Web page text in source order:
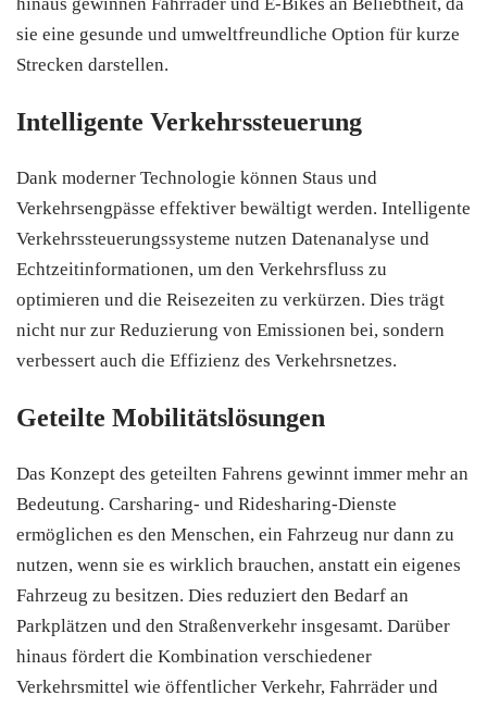
sie eine gesunde und umweltfreundliche Option für kurze
Strecken darstellen.
Intelligente Verkehrssteuerung
Dank moderner Technologie können Staus und
Verkehrsengpässe effektiver bewältigt werden. Intelligente
Verkehrssteuerungssysteme nutzen Datenanalyse und
Echtzeitinformationen, um den Verkehrsfluss zu
optimieren und die Reisezeiten zu verkürzen. Dies trägt
nicht nur zur Reduzierung von Emissionen bei, sondern
verbessert auch die Effizienz des Verkehrsnetzes.
Geteilte Mobilitätslösungen
Das Konzept des geteilten Fahrens gewinnt immer mehr an
Bedeutung. Carsharing- und Ridesharing-Dienste
ermöglichen es den Menschen, ein Fahrzeug nur dann zu
nutzen, wenn sie es wirklich brauchen, anstatt ein eigenes
Fahrzeug zu besitzen. Dies reduziert den Bedarf an
Parkplätzen und den Straßenverkehr insgesamt. Darüber
hinaus fördert die Kombination verschiedener
Verkehrsmittel wie öffentlicher Verkehr, Fahrräder und